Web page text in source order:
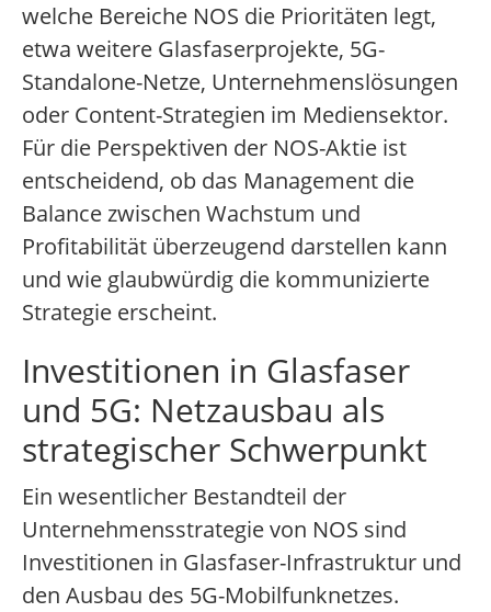
welche Bereiche NOS die Prioritäten legt,
etwa weitere Glasfaserprojekte, 5G-
Standalone-Netze, Unternehmenslösungen
oder Content-Strategien im Mediensektor.
Für die Perspektiven der NOS-Aktie ist
entscheidend, ob das Management die
Balance zwischen Wachstum und
Profitabilität überzeugend darstellen kann
und wie glaubwürdig die kommunizierte
Strategie erscheint.
Investitionen in Glasfaser
und 5G: Netzausbau als
strategischer Schwerpunkt
Ein wesentlicher Bestandteil der
Unternehmensstrategie von NOS sind
Investitionen in Glasfaser-Infrastruktur und
den Ausbau des 5G-Mobilfunknetzes.